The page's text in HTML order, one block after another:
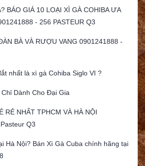
BÁO GIÁ 10 LOẠI XÌ GÀ COHIBA ƯA
- 256 PASTEUR Q3
BÀ VÀ RƯỢU VANG 0901241888 -
nhất là xì gà Cohiba Siglo VI ?
Dành Cho Đại Gia
RẺ NHẤT TPHCM VÀ HÀ NỘI
Q3
Hà Nội? Bán Xì Gà Cuba chính hãng tại